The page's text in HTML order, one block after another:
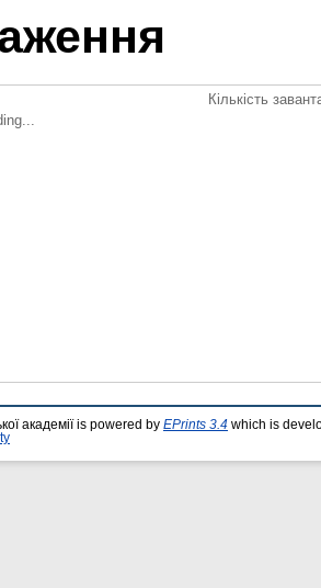
Кількість
академії is powered by EPrints 3.4 which is